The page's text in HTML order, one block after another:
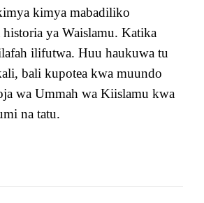
kimya mabadiliko
ya Waislamu. Katika
ilifutwa. Huu haukuwa tu
bali kupotea kwa muundo
wa Ummah wa Kiislamu kwa
na tatu.